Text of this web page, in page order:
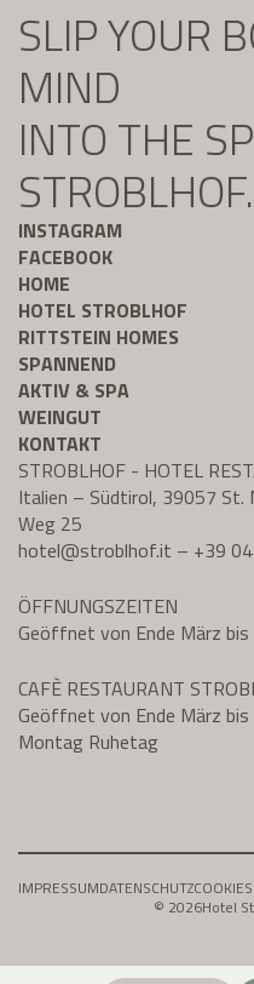
SLIP YOUR
MIND
INTO THE
STROBLHOF.
INSTAGRAM
FACEBOOK
HOME
HOTEL STROBLHOF
RITTSTEIN HOMES
SPANNEND
AKTIV & SPA
WEINGUT
KONTAKT
STROBLHOF - HOTEL
Italien – Südtirol, 39057 St.
Weg 25
hotel@stroblhof.it – +39
ÖFFNUNGSZEITEN
Geöffnet von Ende März bis
CAFÈ RESTAURANT
Geöffnet von Ende März bis
Montag Ruhetag
IMPRESSUMDATENSCHUTZCOOKIES
© 2026Hotel